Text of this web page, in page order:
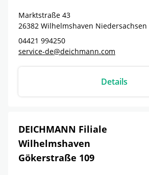
Marktstraße 43
26382 Wilhelmshaven Niedersachsen
04421 994250
service-de@deichmann.com
Details
DEICHMANN Filiale
Wilhelmshaven
Gökerstraße 109